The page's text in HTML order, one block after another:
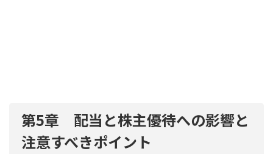
第5章 配当と株主優待への影響と
注意すべきポイント